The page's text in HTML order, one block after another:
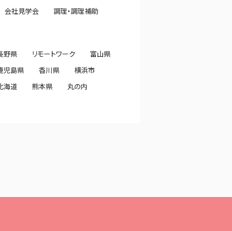
会社見学会 調理・調理補助
野県 リモートワーク
富山県
児島県 香川県
横浜市
海道 熊本県
丸の内